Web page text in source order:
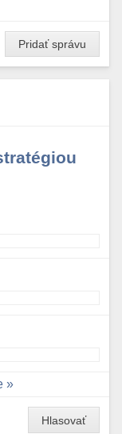
Pridať správu
Hlasovať